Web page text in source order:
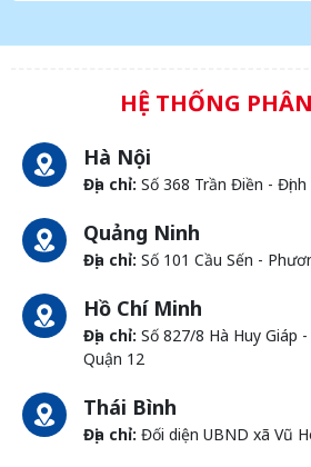
HỆ THỐNG
Hà Nội
Địa chỉ: Số 368 Trần Điền -
Quảng Ninh
Địa chỉ: Số 101 Cầu Sến -
Hồ Chí Minh
Địa chỉ: Số 827/8 Hà Huy Giáp
Quận 12
Thái Bình
Địa chỉ: Đối diện UBND xã Vũ